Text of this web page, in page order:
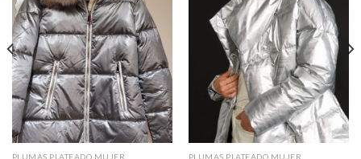
PLUMAS PLATEADO MUJER PLUMAS PLATEADO MUJER